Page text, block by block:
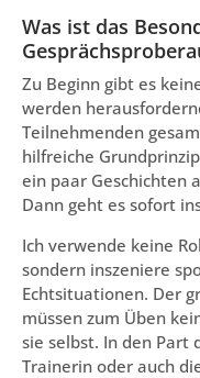
Was ist das
Zu Beginn gibt es
werden
Teilnehmenden
hilfreiche
ein paar Geschichten
Dann geht es sofort
Ich verwende keine
sondern inszeniere
Echtsituationen. Der
müssen zum Üben
sie selbst. In den Part
Trainerin oder auch